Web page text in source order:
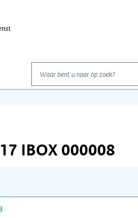
Waar bent u naar op zoek?
IBOX 000008